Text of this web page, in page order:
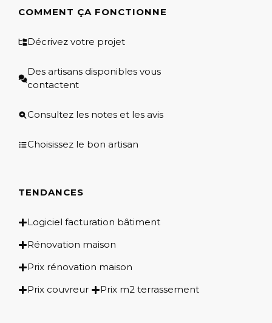
COMMENT ÇA FONCTIONNE
Décrivez votre projet
Des artisans disponibles vous
contactent
Consultez les notes et les avis
Choisissez le bon artisan
TENDANCES
Logiciel facturation bâtiment
Rénovation maison
Prix rénovation maison
Prix couvreur
Prix m2 terrassement